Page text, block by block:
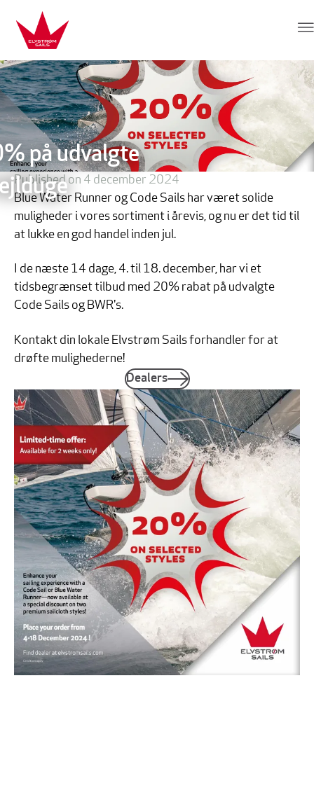
Hop direkte til indhold
Elvstrøm Sails
på udvalgte
Published on 4 december 2024
Blue Water Runner og Code Sails har været solide
muligheder i vores sortiment i årevis, og nu er det tid til
at lukke en god handel inden jul.
I de næste 14 dage, 4. til 18. december, har vi et
tidsbegrænset tilbud med 20% rabat på udvalgte
Code Sails og BWR's.
Kontakt din lokale Elvstrøm Sails forhandler for at
drøfte mulighederne!
Dealers